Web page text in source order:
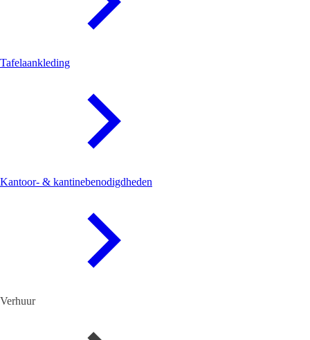
Tafelaankleding
Kantoor- & kantinebenodigdheden
Verhuur